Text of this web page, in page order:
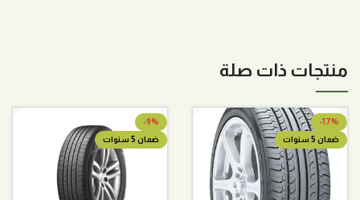
منتجات ذات صلة
-17%
ضمان 5 سنوات
-9%
ضمان 5 سنوات